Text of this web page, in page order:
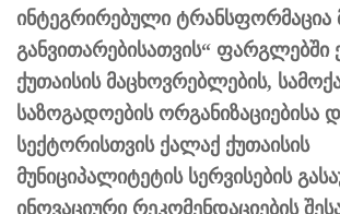
ინტეგრირებული
განვითარებისათვის“ ფარგლებში
ქუთაისის მაცხოვრებლების,
საზოგადოების ორგანიზაციებისა
სექტორისთვის ქალაქ ქუთაისის
მუნიციპალიტეტის სერვისების
ინოვაციური რეკომენდაციების